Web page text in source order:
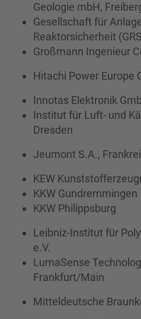
Geologie mbH,
Gesellschaft für
Reaktorsicherheit
Großmann Ingenieur
Hitachi Power Europe
Innotas Elektronik
Institut für Luft- und
Dresden
Jeumont S.A.,
KEW
KKW Gundremmingen
KKW Philippsburg
Leibniz-Institut für
e.V.
LumaSense
Frankfurt/Main
Mitteldeutsche